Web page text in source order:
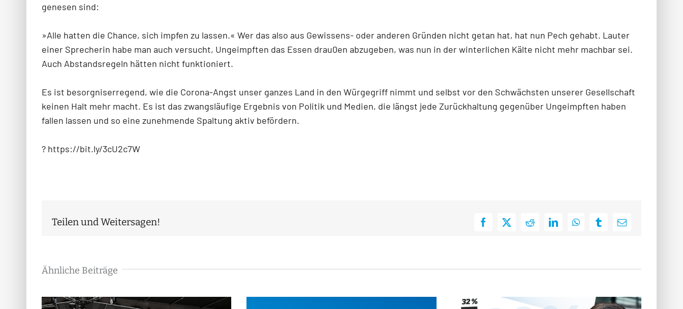
genesen sind:
»Alle hatten die Chance, sich impfen zu lassen.« Wer das also aus Gewissens- oder anderen Gründen nicht getan hat, hat nun Pech gehabt. Lauter
einer Sprecherin habe man auch versucht, Ungeimpften das Essen drau0en abzugeben, was nun in der winterlichen Kälte nicht mehr machbar sei.
Auch Abstandsregeln hätten nicht funktioniert.
Es ist besorgniserregend, wie die Corona-Angst unser ganzes Land in den Würgegriff nimmt und selbst vor den Schwächsten unserer Gesellschaft
keinen Halt mehr macht. Es ist das zwangsläufige Ergebnis von Politik und Medien, die längst jede Zurückhaltung gegenüber Ungeimpften haben
fallen lassen und so eine zunehmende Spaltung aktiv befördern.
? https://bit.ly/3cU2c7W
Teilen und Weitersagen! Facebook
X RedditLinkedInWhatsAppTumblrE-
Ähnliche Beiträge